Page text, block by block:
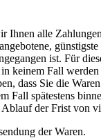
Ihnen alle
ist. Für
keinem Fall
dass Sie die
Fall spätestens
der Frist von
der Waren.